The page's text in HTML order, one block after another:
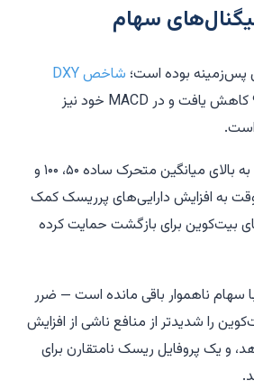
سهام
پس‌زمینه بوده است؛ شاخص DXY
(شاخص دلار) به ۹۸.۳۶ کاهش یافت و در MACD خود نیز
است.
حرکت نزدک (Nasdaq) به بالای میانگین متحرک ساده ۵۰، ۱۰۰ و
موقت به افزایش دارایی‌های پرریسک کمک
بیت‌کوین برای بازگشت حمایت کرده
سهام ناهموار باقی مانده است — ضرر
را شدیدتر از منافع ناشی از افزایش
و یک پروفایل ریسک نامتقارن برای